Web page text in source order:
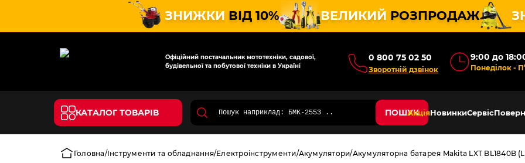
ЗНИЖКИ ВІД 10% ВЕЛИКИЙ РОЗПРОДАЖ
Офіційний постачальник мототехніки, садової,
будівельної та побутової техніки в Україні
0 800 75 02 50
Зворотній дзвінок
9:00 до
Понеділок -
КАТАЛОГ ТОВАРІВ ПОШУКАкціяНовинкиСервіс
Головна Інструменти та обладнання Електроінструменти Акумулятори Акумуляторна батарея Makita LXT BL1840B